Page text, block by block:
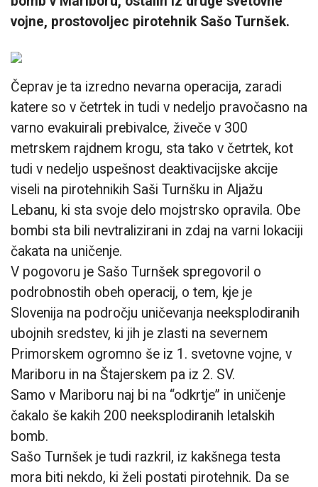
vojne, prostovoljec pirotehnik Sašo Turnšek.
Čeprav je ta izredno nevarna operacija, zaradi
katere so v četrtek in tudi v nedeljo pravočasno na
varno evakuirali prebivalce, živeče v 300
metrskem rajdnem krogu, sta tako v četrtek, kot
tudi v nedeljo uspešnost deaktivacijske akcije
viseli na pirotehnikih Saši Turnšku in Aljažu
Lebanu, ki sta svoje delo mojstrsko opravila. Obe
bombi sta bili nevtralizirani in zdaj na varni lokaciji
čakata na uničenje.
V pogovoru je Sašo Turnšek spregovoril o
podrobnostih obeh operacij, o tem, kje je
Slovenija na področju uničevanja neeksplodiranih
ubojnih sredstev, ki jih je zlasti na severnem
Primorskem ogromno še iz 1. svetovne vojne, v
Mariboru in na Štajerskem pa iz 2. SV.
Samo v Mariboru naj bi na “odkrtje” in uničenje
čakalo še kakih 200 neeksplodiranih letalskih
bomb.
Sašo Turnšek je tudi razkril, iz kakšnega testa
mora biti nekdo, ki želi postati pirotehnik. Da se